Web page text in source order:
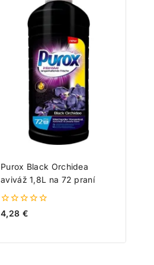
Purox Black Orchidea
aviváž 1,8L na 72 praní
0
4,28 €